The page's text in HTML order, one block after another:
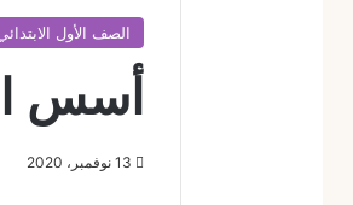
الصف الأول
أسس
13 نوفمبر، 2020